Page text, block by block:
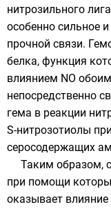
нитрозильного
особенно сильное
прочной связи.
белка, функция
влиянием NO
непосредственно
гема в реакции
S-нитрозотиолы
серосодержащих
Таким образом,
при помощи
оказывает